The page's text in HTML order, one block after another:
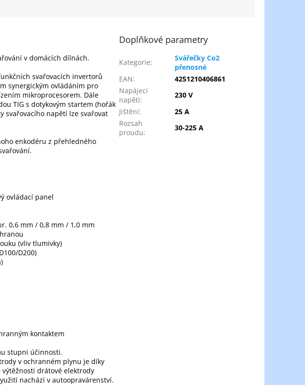
v domácích dílnách.
svařovacích invertorů
synergickým ovládáním pro
mikroprocesorem. Dále
TIG s dotykovým startem (hořák
svařovacího napětí lze svařovat
enkodéru z přehledného
ovládací panel
0,6 mm / 0,8 mm / 1,0 mm
(vliv tlumivky)
D200)
kontaktem
stupni účinnosti.
v ochranném plynu je díky
drátové elektrody
nachází v autoopravárenství.
Doplňkové parametry
Kategorie:
Svářečky Co2
přenosné
EAN:
4251210406861
Napájecí
napětí:
230 V
Jištění:
25 A
Rozsah
proudu:
30-225 A